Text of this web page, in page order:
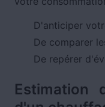
D'anticiper
De comparer
De repérer
Estimation